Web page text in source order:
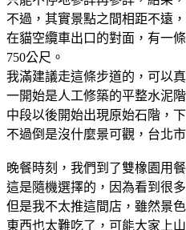
不過，其實景點之間相距不遠
在貓空纜車出口的對面，有一
750公尺。
我滿建議走這條步道的，可以
一開始是人工修築的平整水泥
中段以後開始出現原始石階，
不過倒是沒什麼景可觀，台北
晚餐時刻，我們到了雙橡園用餐
這是隨機選擇的，因為看到很多
但是我不太推這間店，雖然景色
東西也太難吃了，可能大家上